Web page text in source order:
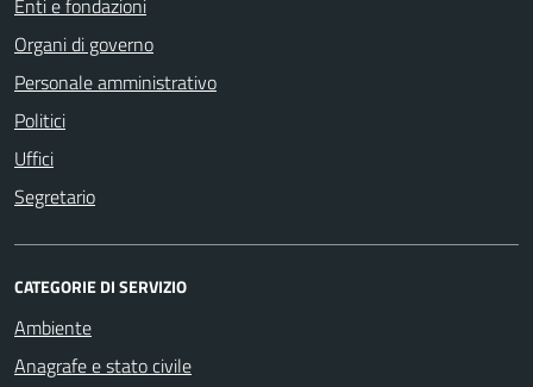
Organi di governo
Personale amministrativo
Politici
Uffici
Segretario
CATEGORIE DI SERVIZIO
Ambiente
Anagrafe e stato civile